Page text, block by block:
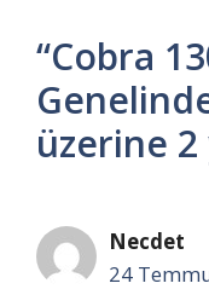
“Cobra
üzerine
Necdet
24